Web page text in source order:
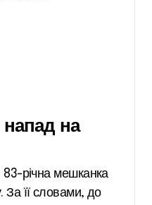
напад на
За її словами, до